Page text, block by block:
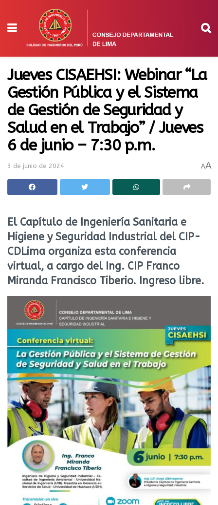
Jueves CISAEHSI: Webinar “La
Gestión Pública y el Sistema
de Gestión de Seguridad y
Salud en el Trabajo” / Jueves
6 de junio – 7:30 p.m.
3 de junio de 2024 AA
El Capítulo de Ingeniería Sanitaria e
Higiene y Seguridad Industrial del CIP-
CDLima organiza esta conferencia
virtual, a cargo del Ing. CIP Franco
Miranda Francisco Tiberio. Ingreso libre.